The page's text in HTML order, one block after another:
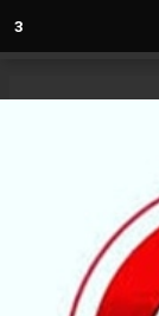
2
(MH) - MALABADİ